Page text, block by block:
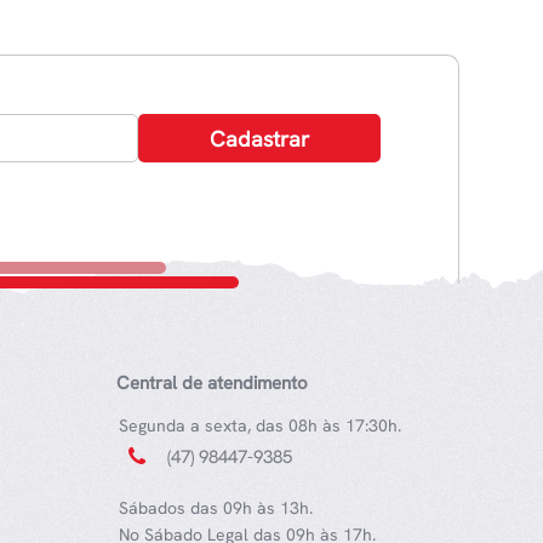
Central de atendimento
Segunda a sexta, das 08h às 17:30h.
(47) 98447-9385
Sábados das 09h às 13h.
No Sábado Legal das 09h às 17h.